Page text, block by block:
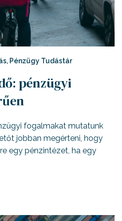
, Pénzügy Tudástár
pénzügyi
fogalmakat mutatunk
jobban megérteni, hogy
egy pénzintézet, ha egy